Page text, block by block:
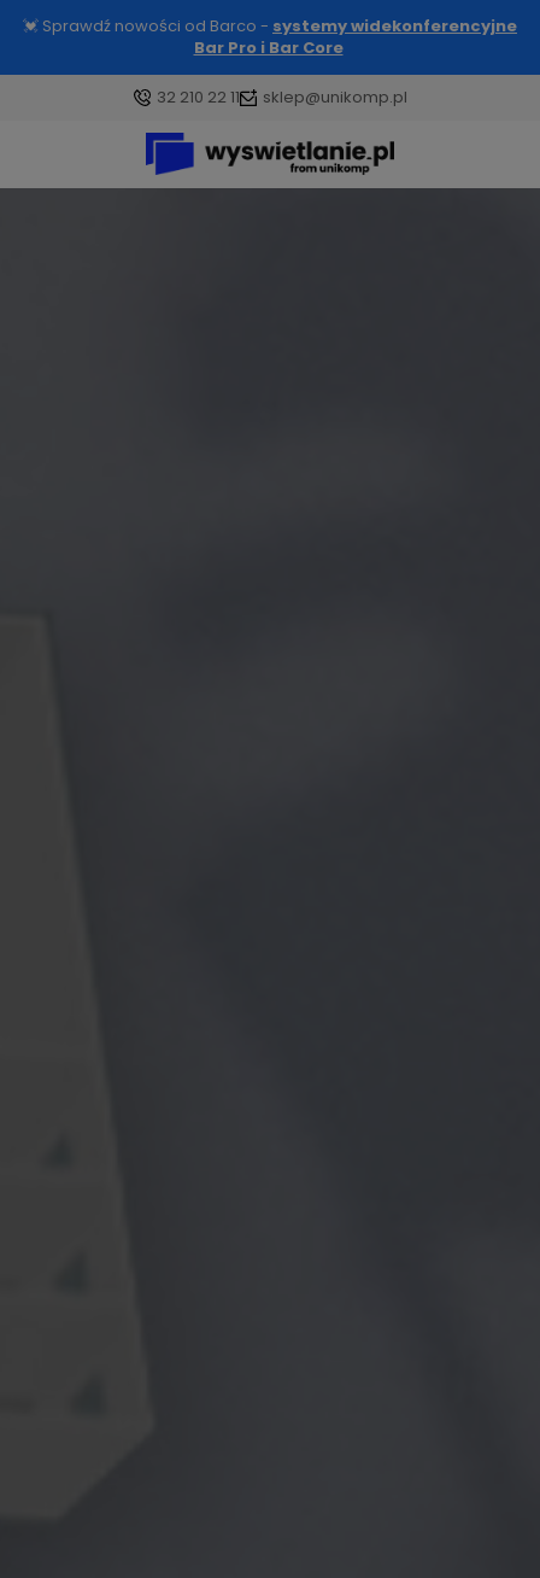
💓 Sprawdź nowości od Barco - systemy widekonferencyjne
Bar Pro i Bar Core
32 210 22 11 sklep@unikomp.pl